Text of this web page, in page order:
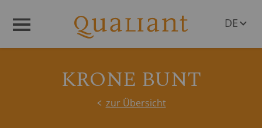
DE
KRONE BUNT
zur Übersicht